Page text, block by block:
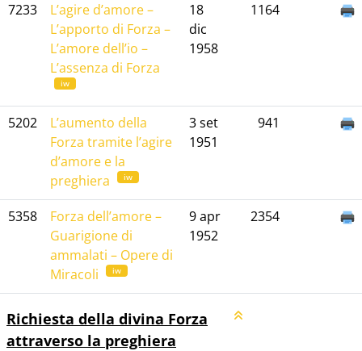
7233
L’agire d’amore –
L’apporto di Forza –
L’amore dell’io –
L’assenza di Forza
iw
18
dic
1958
1164
5202
L’aumento della
Forza tramite l’agire
d’amore e la
preghiera
iw
3 set
1951
941
5358
Forza dell’amore –
Guarigione di
ammalati – Opere di
Miracoli
iw
9 apr
1952
2354
Richiesta della divina Forza
attraverso la preghiera